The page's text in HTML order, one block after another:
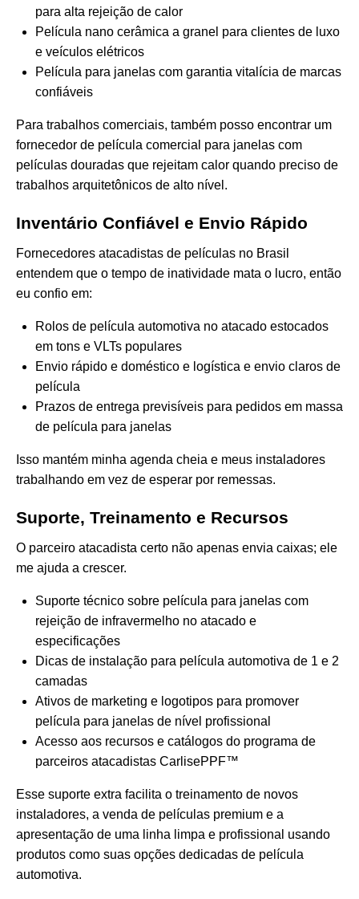
para alta rejeição de calor
Película nano cerâmica a granel para clientes de luxo
e veículos elétricos
Película para janelas com garantia vitalícia de marcas
confiáveis
Para trabalhos comerciais, também posso encontrar um
fornecedor de película comercial para janelas com
películas douradas que rejeitam calor quando preciso de
trabalhos arquitetônicos de alto nível.
Inventário Confiável e Envio Rápido
Fornecedores atacadistas de películas no Brasil
entendem que o tempo de inatividade mata o lucro, então
eu confio em:
Rolos de película automotiva no atacado estocados
em tons e VLTs populares
Envio rápido e doméstico e logística e envio claros de
película
Prazos de entrega previsíveis para pedidos em massa
de película para janelas
Isso mantém minha agenda cheia e meus instaladores
trabalhando em vez de esperar por remessas.
Suporte, Treinamento e Recursos
O parceiro atacadista certo não apenas envia caixas; ele
me ajuda a crescer.
Suporte técnico sobre película para janelas com
rejeição de infravermelho no atacado e
especificações
Dicas de instalação para película automotiva de 1 e 2
camadas
Ativos de marketing e logotipos para promover
película para janelas de nível profissional
Acesso aos recursos e catálogos do programa de
parceiros atacadistas CarlisePPF™
Esse suporte extra facilita o treinamento de novos
instaladores, a venda de películas premium e a
apresentação de uma linha limpa e profissional usando
produtos como suas opções dedicadas de película
automotiva.